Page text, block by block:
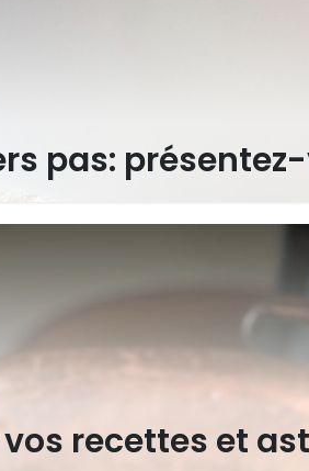
pas:
vos recettes et